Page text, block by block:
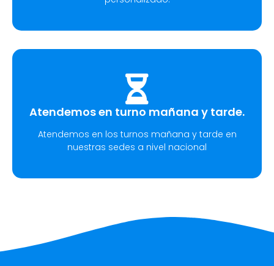
Atendemos en turno mañana y tarde.
Atendemos en los turnos mañana y tarde en
nuestras sedes a nivel nacional